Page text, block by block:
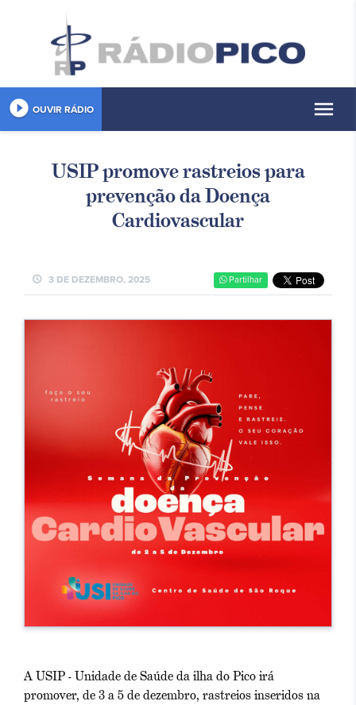
play_circle_filled OUVIR RÁDIO menu
USIP promove rastreios para
prevenção da Doença
Cardiovascular
schedule 3 DE DEZEMBRO, 2025 Partilhar
A USIP - Unidade de Saúde da ilha do Pico irá
promover, de 3 a 5 de dezembro, rastreios inseridos na